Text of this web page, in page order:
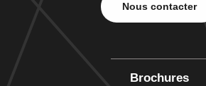
Nous contacter
Brochures